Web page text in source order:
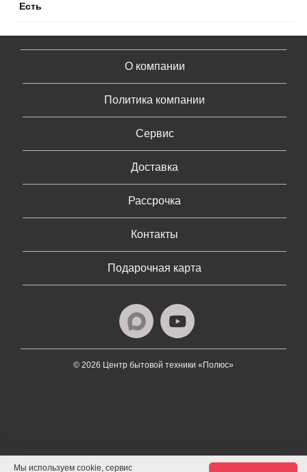
Есть
О компании
Политика компании
Сервис
Доставка
Рассрочка
Контакты
Подарочная карта
© 2026 Центр бытовой техники «Полюс»
Мы используем cookie, сервис